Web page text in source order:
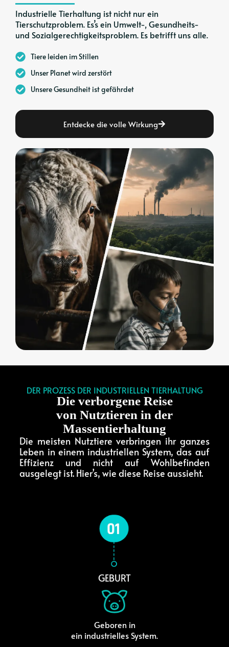
Industrielle Tierhaltung ist nicht nur ein
Tierschutzproblem. Es’s ein Umwelt-, Gesundheits-
und Sozialgerechtigkeitsproblem. Es betrifft uns alle.
Tiere leiden im Stillen
Unser Planet wird zerstört
Unsere Gesundheit ist gefährdet
Entdecke die volle Wirkung
DER PROZESS DER INDUSTRIELLEN TIERHALTUNG
Die verborgene Reise
von Nutztieren in der
Massentierhaltung
Die meisten Nutztiere verbringen ihr ganzes
Leben in einem industriellen System, das auf
Effizienz und nicht auf Wohlbefinden
ausgelegt ist. Hier’s, wie diese Reise aussieht.
GEBURT
Geboren in
ein industrielles System.